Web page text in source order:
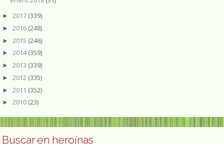
► 2017 (339)
► 2016 (248)
► 2015 (246)
► 2014(359)
► 2013 (339)
► 2012 (335)
► 2011 (352)
► 2010 (23)
Buscar en heroínas